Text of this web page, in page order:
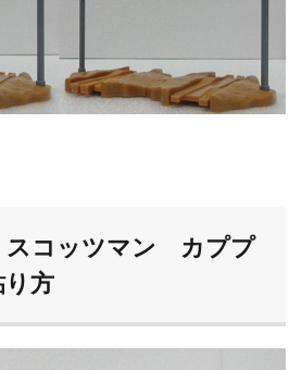
スコッツマン カププ
方